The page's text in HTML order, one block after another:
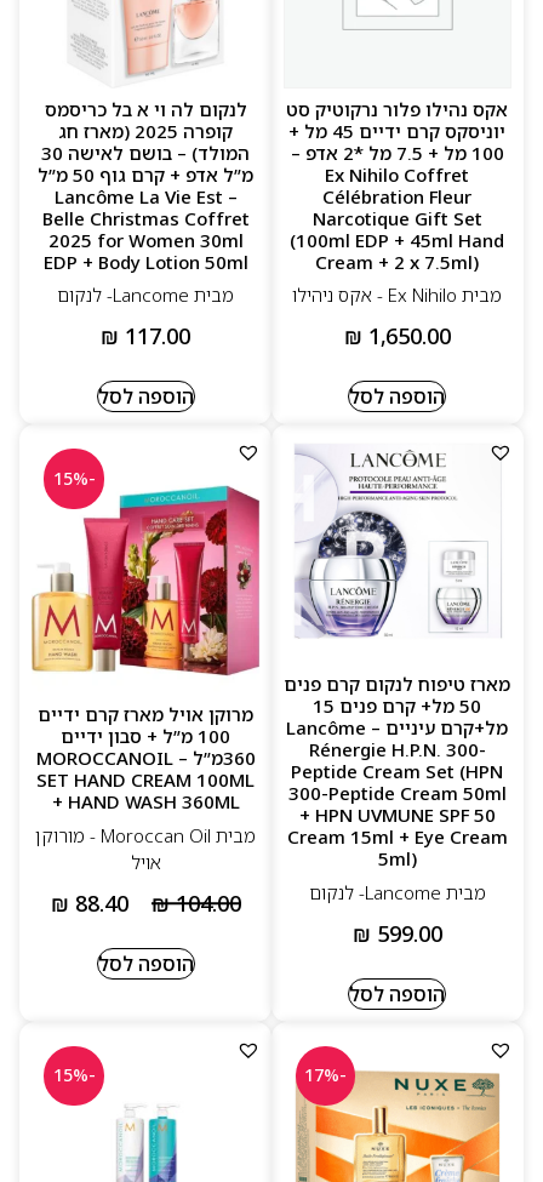
אקס נהילו פלור נרקוטיק סט
יוניסקס קרם ידיים 45 מל +
100 מל + 7.5 מל *2 אדפ –
Ex Nihilo Coffret
Célébration Fleur
Narcotique Gift Set
(100ml EDP + 45ml Hand
Cream + 2 x 7.5ml)
מבית Ex Nihilo - אקס ניהילו
₪ 1,650.00
הוספה לסל
לנקום לה וי א בל כריסמס
קופרה 2025 (מארז חג
המולד) – בושם לאישה 30
מ”ל אדפ + קרם גוף 50 מ”ל
– Lancôme La Vie Est
Belle Christmas Coffret
2025 for Women 30ml
EDP + Body Lotion 50ml
מבית Lancome- לנקום
₪ 117.00
הוספה לסל
מארז טיפוח לנקום קרם פנים
50 מל+ קרם פנים 15
מל+קרם עיניים – Lancôme
Rénergie H.P.N. 300-
Peptide Cream Set (HPN
300-Peptide Cream 50ml
+ HPN UVMUNE SPF 50
Cream 15ml + Eye Cream
5ml)
מבית Lancome- לנקום
₪ 599.00
הוספה לסל
-15%
מרוקן אויל מארז קרם ידיים
100 מ”ל + סבון ידיים
360מ”ל – MOROCCANOIL
SET HAND CREAM 100ML
+ HAND WASH 360ML
מבית Moroccan Oil - מורוקן
אויל
₪104.00
₪ 88.40
הוספה לסל
-17%
-15%